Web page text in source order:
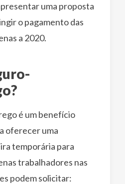
uma proposta
o pagamento das
a 2020.
é um benefício
oferecer uma
temporária para
trabalhadores nas
podem solicitar: